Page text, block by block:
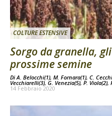
COLTURE ESTENSIVE
Sorgo da granella,
prossime semine
Di A. Belocchi(1), M. Fornara(1), C.
Vecchiarelli(3), G. Venezia(5), P. Viola(2),
14 Febbraio 2020